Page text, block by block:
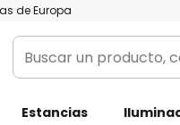
de Europa
Buscar
un
categoría,
Estancias